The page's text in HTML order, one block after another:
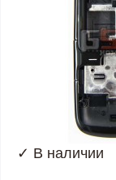
✓ В наличии